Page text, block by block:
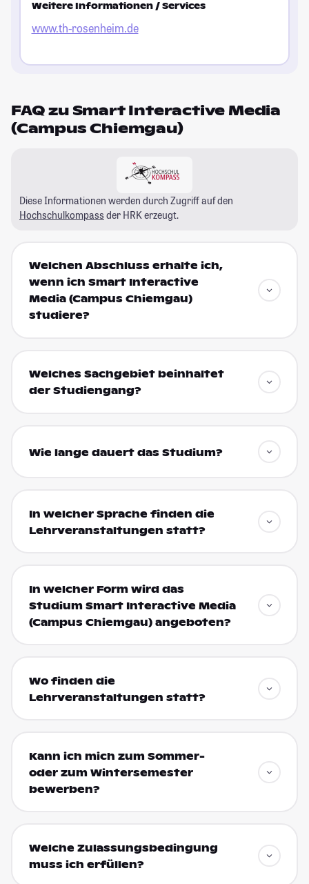
Weitere Informationen / Services
www.th-rosenheim.de
FAQ zu Smart Interactive Media
(Campus Chiemgau)
Diese Informationen werden durch Zugriff auf den
Hochschulkompass der HRK erzeugt.
Welchen Abschluss erhalte ich,
wenn ich Smart Interactive
Media (Campus Chiemgau)
studiere?
Welches Sachgebiet beinhaltet
der Studiengang?
Wie lange dauert das Studium?
In welcher Sprache finden die
Lehrveranstaltungen statt?
In welcher Form wird das
Studium Smart Interactive Media
(Campus Chiemgau) angeboten?
Wo finden die
Lehrveranstaltungen statt?
Kann ich mich zum Sommer-
oder zum Wintersemester
bewerben?
Welche Zulassungsbedingung
muss ich erfüllen?